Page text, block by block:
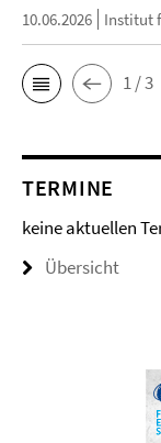
10.06.2026 Institut
1 / 3
TERMINE
keine aktuellen
Übersicht